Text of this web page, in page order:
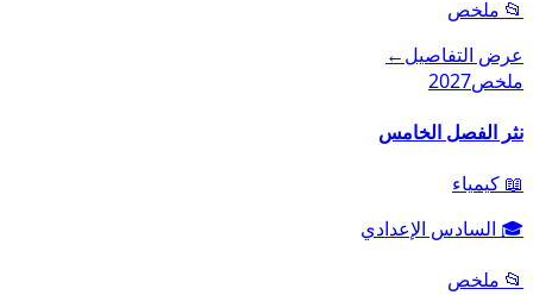
📂 ملخص
عرض التفاصيل←
ملخص2027
نثر الفصل الخامس
📖 كيمياء
🎓 السادس الإعدادي
📂 ملخص